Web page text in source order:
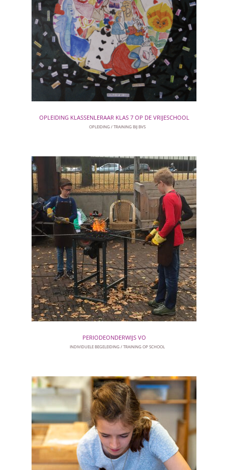
OPLEIDING KLASSENLERAAR KLAS 7 OP DE VRIJESCHOOL
OPLEIDING TRAINING BIJ BVS
PERIODEONDERWIJS VO
INDIVIDUELE BEGELEIDING TRAINING OP SCHOOL